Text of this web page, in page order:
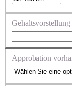
Approbation